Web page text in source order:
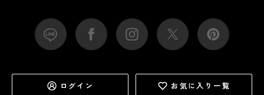
ログイン お気に入り一覧